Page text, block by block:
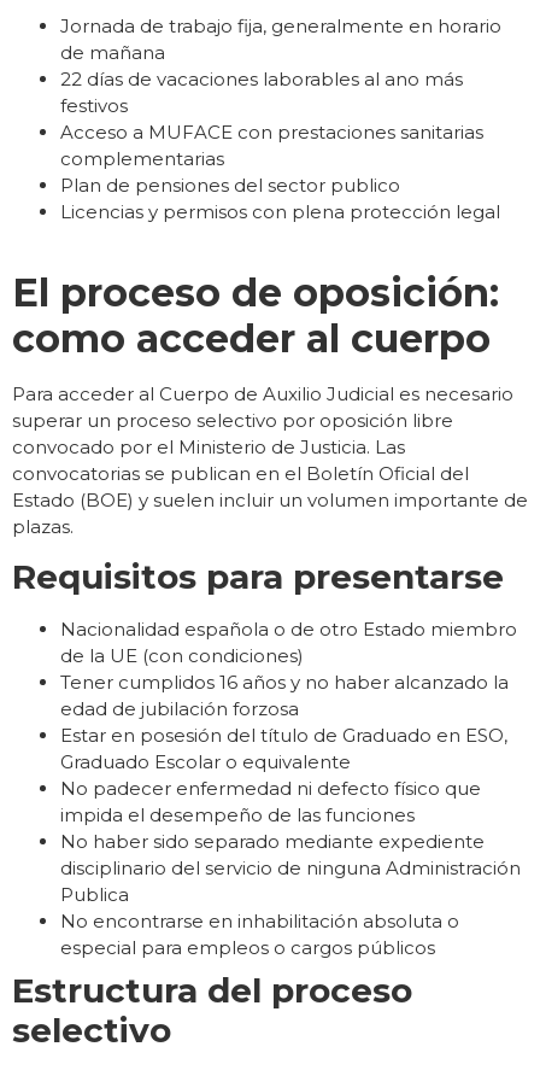
Jornada de trabajo fija, generalmente en horario
de mañana
22 días de vacaciones laborables al ano más
festivos
Acceso a MUFACE con prestaciones sanitarias
complementarias
Plan de pensiones del sector publico
Licencias y permisos con plena protección legal
El proceso de oposición:
como acceder al cuerpo
Para acceder al Cuerpo de Auxilio Judicial es necesario
superar un proceso selectivo por oposición libre
convocado por el Ministerio de Justicia. Las
convocatorias se publican en el Boletín Oficial del
Estado (BOE) y suelen incluir un volumen importante de
plazas.
Requisitos para presentarse
Nacionalidad española o de otro Estado miembro
de la UE (con condiciones)
Tener cumplidos 16 años y no haber alcanzado la
edad de jubilación forzosa
Estar en posesión del título de Graduado en ESO,
Graduado Escolar o equivalente
No padecer enfermedad ni defecto físico que
impida el desempeño de las funciones
No haber sido separado mediante expediente
disciplinario del servicio de ninguna Administración
Publica
No encontrarse en inhabilitación absoluta o
especial para empleos o cargos públicos
Estructura del proceso
selectivo